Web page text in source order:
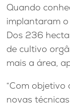
Quando
implantaram
Dos 236
de cultivo
mais a área,
“Com
novas